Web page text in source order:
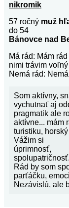
nikromik
57 ročný muž
do 54
Bánovce nad
Má rád: Mám
nimi trávim
Nemá rád:
Som aktívny,
vychutnať aj
pragmatik ale
aktívne... mám
turistiku,
Vážim si
úprimnosť,
Rád by som
parťáčku,
Nezávislú, ale